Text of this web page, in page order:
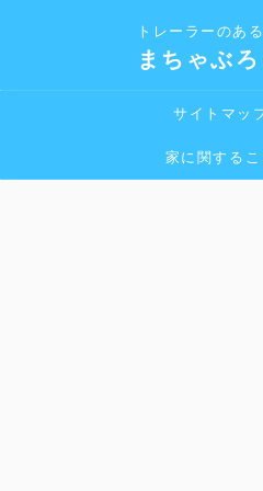
トレーラーのあ
まちゃぶろ
サイトマッ
家に関するこ